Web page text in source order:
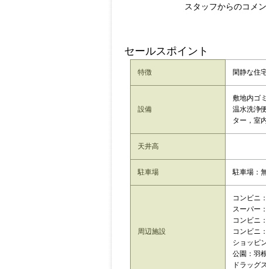
スタッフからのコメ
セールスポイント
特徴 閑静な住
設備
敷地内ゴ
温水洗浄
ター，室
天井高
駐車場 駐車場：
周辺施設
コンビニ
スーパー
コンビニ
コンビニ
ショッピ
公園：羽
ドラッグ